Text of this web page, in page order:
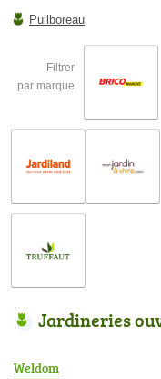
Puilboreau
Filtrer
par marque
Jardineries
Weldom